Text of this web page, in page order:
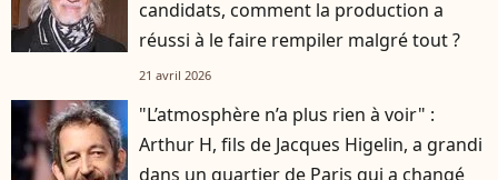
candidats, comment la production a
réussi à le faire rempiler malgré tout ?
21 avril 2026
"L’atmosphère n’a plus rien à voir" :
Arthur H, fils de Jacques Higelin, a grandi
dans un quartier de Paris qui a changé